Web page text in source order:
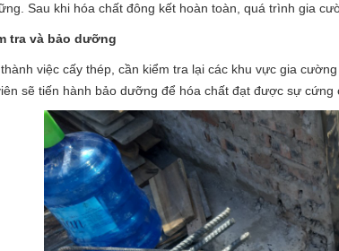
Sau khi hóa chất đông kết hoàn toàn, quá trình gia
tra và bảo dưỡng
việc cấy thép, cần kiểm tra lại các khu vực gia
sẽ tiến hành bảo dưỡng để hóa chất đạt được sự cứng